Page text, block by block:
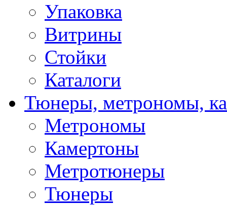
Упаковка
Витрины
Стойки
Каталоги
Тюнеры, метрономы,
Метрономы
Камертоны
Метротюнеры
Тюнеры